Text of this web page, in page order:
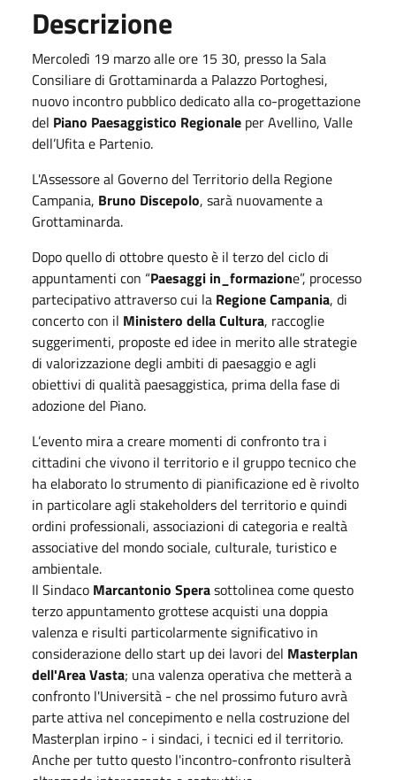
Descrizione
Mercoledì 19 marzo alle ore 15 30, presso la Sala
Consiliare di Grottaminarda a Palazzo Portoghesi,
nuovo incontro pubblico dedicato alla co-progettazione
del Piano Paesaggistico Regionale per Avellino, Valle
dell’Ufita e Partenio.
L'Assessore al Governo del Territorio della Regione
Campania, Bruno Discepolo, sarà nuovamente a
Grottaminarda.
Dopo quello di ottobre questo è il terzo del ciclo di
appuntamenti con “Paesaggi in_formazione”, processo
partecipativo attraverso cui la Regione Campania, di
concerto con il Ministero della Cultura, raccoglie
suggerimenti, proposte ed idee in merito alle strategie
di valorizzazione degli ambiti di paesaggio e agli
obiettivi di qualità paesaggistica, prima della fase di
adozione del Piano.
L’evento mira a creare momenti di confronto tra i
cittadini che vivono il territorio e il gruppo tecnico che
ha elaborato lo strumento di pianificazione ed è rivolto
in particolare agli stakeholders del territorio e quindi
ordini professionali, associazioni di categoria e realtà
associative del mondo sociale, culturale, turistico e
ambientale.
Il Sindaco Marcantonio Sperasottolinea come questo
terzoappuntamento grotteseacquisti una doppia
valenza e risulti particolarmente significativo in
considerazione dello start up dei lavori del Masterplan
dell'Area Vasta; una valenza operativa che metterà a
confronto l'Università - che nel prossimo futuro avrà
parte attiva nel concepimento e nella costruzione del
Masterplan irpino - i sindaci, i tecnici ed il territorio.
Anche per tutto questo l'incontro-confronto risulterà